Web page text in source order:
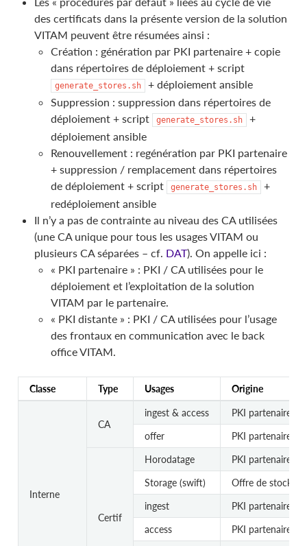
des certificats dans la présente version de la solution
VITAM peuvent être résumées ainsi :
Création : génération par PKI partenaire + copie
dans répertoires de déploiement + script
generate_stores.sh
+ déploiement ansible
Suppression : suppression dans répertoires de
déploiement + script
generate_stores.sh
+
déploiement ansible
Renouvellement : regénération par PKI partenaire
+ suppression / remplacement dans répertoires
de déploiement + script
generate_stores.sh
+
redéploiement ansible
Il n’y a pas de contrainte au niveau des CA utilisées
(une CA unique pour tous les usages VITAM ou
plusieurs CA séparées – cf. DAT). On appelle ici :
« PKI partenaire » : PKI / CA utilisées pour le
déploiement et l’exploitation de la solution
VITAM par le partenaire.
« PKI distante » : PKI / CA utilisées pour l’usage
des frontaux en communication avec le back
office VITAM.
Classe Type Usages Origine
Interne
CA
ingest & access
PKI partenaire
offer
PKI partenaire
Certif
Horodatage
PKI partenaire
Storage (swift)
Offre de stockage
ingest
PKI partenaire
access
PKI partenaire